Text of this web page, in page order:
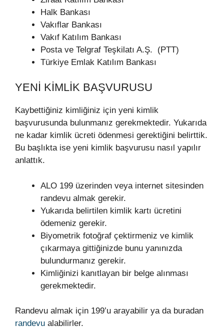
Halk Bankası
Vakıflar Bankası
Vakıf Katılım Bankası
Posta ve Telgraf Teşkilatı A.Ş. (PTT)
Türkiye Emlak Katılım Bankası
YENI KIMLIK BAŞVURUSU
Kaybettiğiniz kimliğiniz için yeni kimlik
başvurusunda bulunmanız gerekmektedir. Yukarıda
ne kadar kimlik ücreti ödenmesi gerektiğini belirttik.
Bu başlıkta ise yeni kimlik başvurusu nasıl yapılır
anlattık.
ALO 199 üzerinden veya internet sitesinden
randevu almak gerekir.
Yukarıda belirtilen kimlik kartı ücretini
ödemeniz gerekir.
Biyometrik fotoğraf çektirmeniz ve kimlik
çıkarmaya gittiğinizde bunu yanınızda
bulundurmanız gerekir.
Kimliğinizi kanıtlayan bir belge alınması
gerekmektedir.
Randevu almak için 199’u arayabilir ya da buradan
randevu alabilirler.